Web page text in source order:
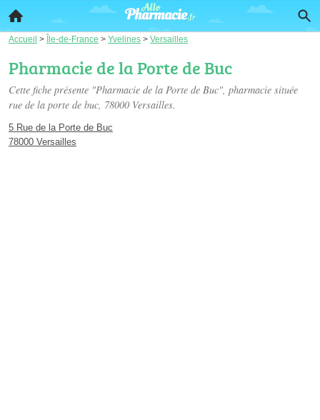
Accueil > Île-de-France > Yvelines > Versailles
Pharmacie de la Porte de Buc
Cette fiche présente "Pharmacie de la Porte de Buc", pharmacie située
rue de la porte de buc, 78000 Versailles.
5 Rue de la Porte de Buc
78000 Versailles